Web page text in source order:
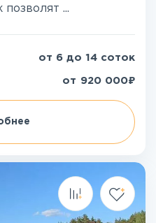
...
от 6 до 14 соток
от 920 000₽